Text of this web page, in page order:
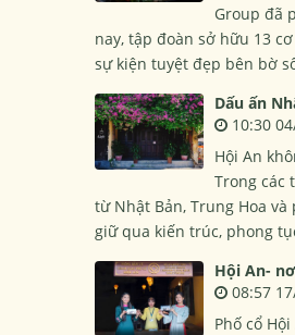
Group đã
nay, tập đoàn sở hữu 13
sự kiện tuyệt đẹp bên bờ
Dấu ấn
10:30
Hội An
Trong các
từ Nhật Bản, Trung Hoa
giữ qua kiến trúc, phong
Hội An-
08:57
Phố cổ